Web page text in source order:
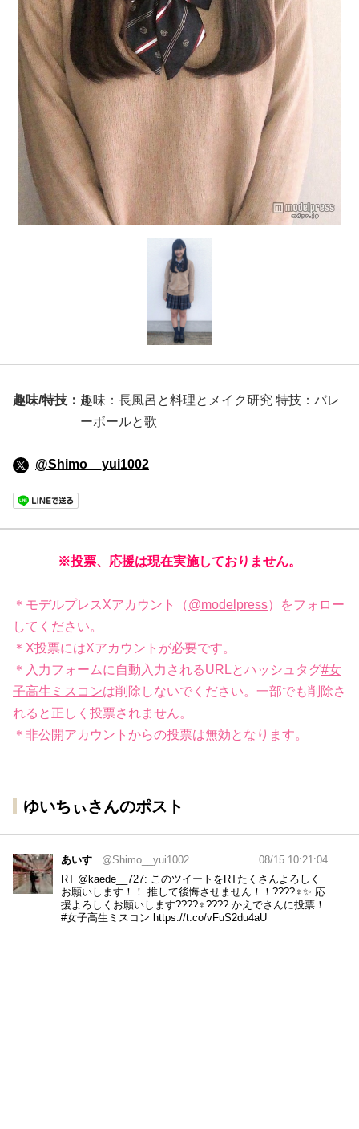
趣味/特技： 趣味：長風呂と料理とメイク研究 特技：バレ
ーボールと歌
@Shimo__yui1002
※投票、応援は現在実施しておりません。
＊モデルプレスXアカウント（@modelpress）をフォロー
してください。
＊X投票にはXアカウントが必要です。
＊入力フォームに自動入力されるURLとハッシュタグ#女
子高生ミスコンは削除しないでください。一部でも削除さ
れると正しく投票されません。
＊非公開アカウントからの投票は無効となります。
ゆいちぃさんのポスト
あいす @Shimo__yui1002
08/15 10:21:04
RT @kaede__727: このツイートをRTたくさんよろしく
お願いします！！ 推して後悔させません！！????‍♀️✨ 応
援よろしくお願いします????‍♀️???? かえでさんに投票！
#女子高生ミスコン https://t.co/vFuS2du4aU